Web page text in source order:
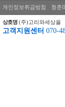
개인정보취급방침 청춘
상호명 (주)고리와세상을
고객지원센터 070-